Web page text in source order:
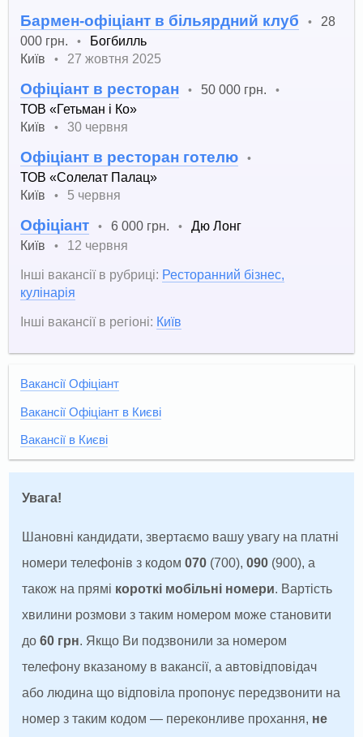
Бармен-офіціант в більярдний клуб •
28
000 грн.
•
Богбилль
Київ
• 27 жовтня 2025
Офіціант в ресторан • 50 000 грн. •
ТОВ «Гетьман і Ко»
Київ
• 30 червня
Офіціант в ресторан готелю •
ТОВ «Солелат Палац»
Київ
• 5 червня
Офіціант • 6 000 грн. •
Дю Лонг
Київ
•
12 червня
Інші вакансії в рубриці: Ресторанний бізнес,
кулінарія
Інші вакансії в регіоні: Київ
Вакансії Офіціант
Вакансії Офіціант в Києві
Вакансії в Києві
Увага!
Шановні кандидати, звертаємо вашу увагу на платні
номери телефонів з кодом070 (700),090 (900), а
також на прямі короткі мобільні номери. Вартість
хвилини розмови з таким номером може становити
до60 грн. Якщо Ви подзвонили за номером
телефону вказаному в вакансії, а автовідповідач
або людина що відповіла пропонує передзвонити на
номер з таким кодом — переконливе прохання, не